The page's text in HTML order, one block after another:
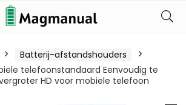
Batterij-afstandshouders
telefoonstandaard Eenvoudig te
HD voor mobiele telefoon